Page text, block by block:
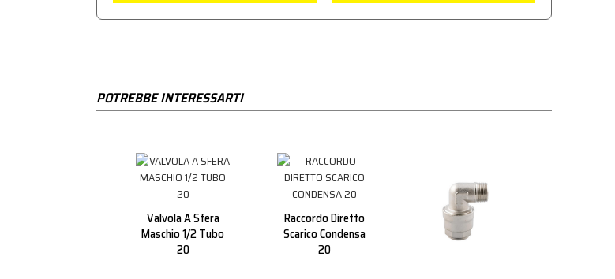
POTREBBE INTERESSARTI
Valvola A Sfera
Maschio 1/2 Tubo
20
Raccordo Diretto
Scarico Condensa
20